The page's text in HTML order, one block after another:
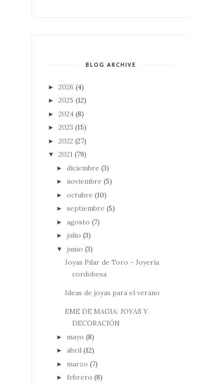
BLOG ARCHIVE
► 2026 (4)
► 2025 (12)
► 2024 (8)
► 2023 (15)
► 2022 (27)
▼ 2021 (79)
► diciembre (3)
► noviembre (5)
► octubre (10)
► septiembre (5)
► agosto (7)
► julio (3)
▼ junio (3)
Joyas Pilar de Toro - Joyería
cordobesa
Ideas de joyas para el verano
EME DE MAGIA: JOYAS Y
DECORACIÓN
► mayo (8)
► abril (12)
► marzo (7)
► febrero (8)